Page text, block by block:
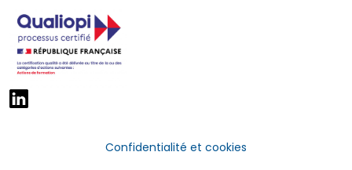
Confidentialité et cookies